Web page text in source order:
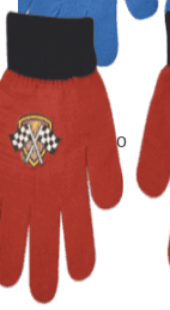
Εξαντλημένο